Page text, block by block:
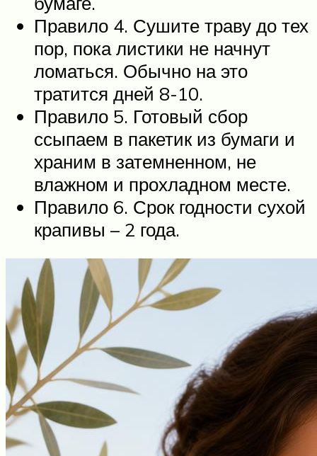
Правило 4. Сушите траву до тех
пор, пока листики не начнут
ломаться. Обычно на это
тратится дней 8-10.
Правило 5. Готовый сбор
ссыпаем в пакетик из бумаги и
храним в затемненном, не
влажном и прохладном месте.
Правило 6. Срок годности сухой
крапивы – 2 года.